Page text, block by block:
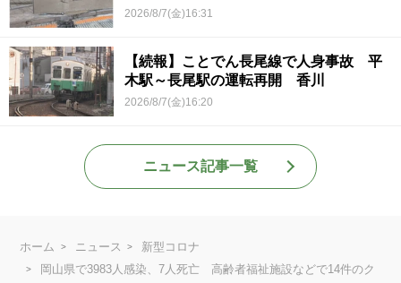
2026/8/7(金)16:31
【続報】ことでん長尾線で人身事故 平
木駅～長尾駅の運転再開 香川
2026/8/7(金)16:20
ニュース記事一覧
ホーム ニュース
新型コロナ
岡山県で3983人感染、7人死亡 高齢者福祉施設などで14件のク